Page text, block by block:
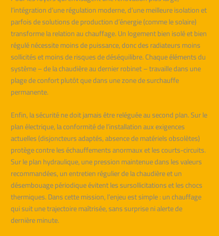
l’intégration d’une régulation moderne, d’une meilleure isolation et
parfois de solutions de production d’énergie (comme le solaire)
transforme la relation au chauffage. Un logement bien isolé et bien
régulé nécessite moins de puissance, donc des radiateurs moins
sollicités et moins de risques de déséquilibre. Chaque éléments du
système – de la chaudière au dernier robinet – travaille dans une
plage de confort plutôt que dans une zone de surchauffe
permanente.
Enfin, la sécurité ne doit jamais être reléguée au second plan. Sur le
plan électrique, la conformité de l’installation aux exigences
actuelles (disjoncteurs adaptés, absence de matériels obsolètes)
protège contre les échauffements anormaux et les courts-circuits.
Sur le plan hydraulique, une pression maintenue dans les valeurs
recommandées, un entretien régulier de la chaudière et un
désembouage périodique évitent les sursollicitations et les chocs
thermiques. Dans cette mission, l’enjeu est simple : un chauffage
qui suit une trajectoire maîtrisée, sans surprise ni alerte de
dernière minute.